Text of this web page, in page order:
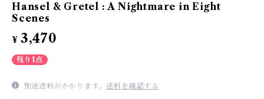
Hansel & Gretel : A Nightmare in Eight
Scenes
¥ 3,470
残り1点
別途送料がかかります。送料を確認する